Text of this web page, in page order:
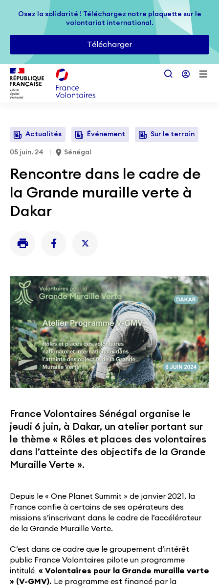
Passer au contenu principal
Osez la solidarité ! Téléchargez notre plaquette sur le
volontariat international.
Télécharger
Osez la solidarité ! Téléchargez notre plaquette sur le
volontariat international.
Télécharger
Actualités Événement Sur le terrain
05 juin. 24 Sénégal
Rencontre dans le cadre de
la Grande muraille verte à
Dakar
France Volontaires Sénégal organise le
jeudi 6 juin, à Dakar, un atelier portant sur
le thème « Rôles et places des volontaires
dans l’atteinte des objectifs de la Grande
Muraille Verte ».
Depuis le « One Planet Summit » de janvier 2021, la
France confie à certains de ses opérateurs des
missions s’inscrivant dans le cadre de l’accélérateur
de la Grande Muraille Verte.
C’est dans ce cadre que le groupement d’intérêt
public France Volontaires pilote un programme
intitulé « Volontaires pour la Grande muraille verte
» (V-GMV). Le programme est financé par la